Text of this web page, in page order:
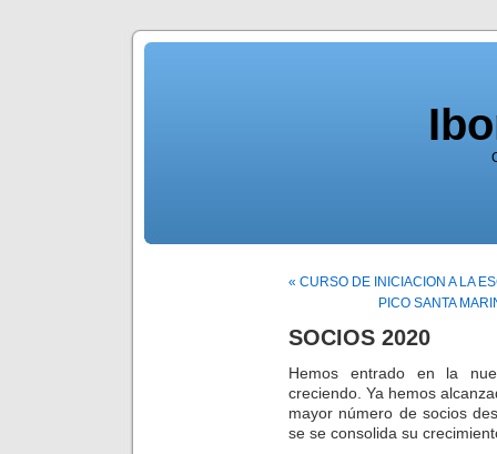
« CURSO DE INICIACION A LA
PICO SANTA
SOCIOS 2020
Hemos entrado en la
creciendo. Ya hemos
mayor número de socios
se se consolida su